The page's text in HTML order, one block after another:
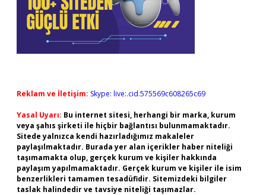
Reklam ve İletişim: Skype: live:.cid.575569c608265c69
Yasal Uyarı: Bu internet sitesi, herhangi bir marka, kurum
veya şahıs şirketi ile hiçbir bağlantısı bulunmamaktadır.
Sitede yalnızca kendi hazırladığımız makaleler
paylaşılmaktadır. Burada yer alan içerikler haber niteliği
taşımamakta olup, gerçek kurum ve kişiler hakkında
paylaşım yapılmamaktadır. Gerçek kurum ve kişiler ile isim
benzerlikleri tamamen tesadüfidir. Sitemizdeki bilgiler
taslak halindedir ve tavsiye niteliği taşımazlar.